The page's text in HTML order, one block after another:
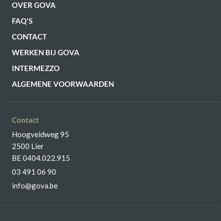
OVER GOVA
FAQ'S
CONTACT
WERKEN BIJ GOVA
INTERMEZZO
ALGEMENE VOORWAARDEN
Contact
Hoogveldweg 95
2500 Lier
BE 0404.022.915
03 491 06 90
info@gova.be